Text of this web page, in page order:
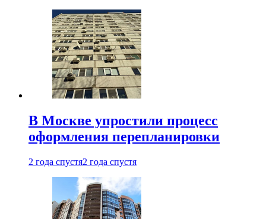
В Москве упростили процесс
оформления перепланировки
2 года спустя2 года спустя